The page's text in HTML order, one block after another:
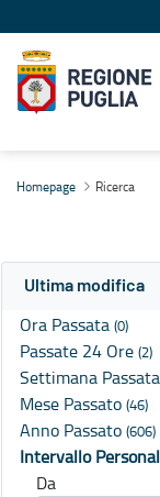
Homepage Ricerca
Ultima modifica
Ora Passata (0)
Passate 24 Ore (2)
Settimana Passata
Mese Passato (46)
Anno Passato (606)
Intervallo
Da